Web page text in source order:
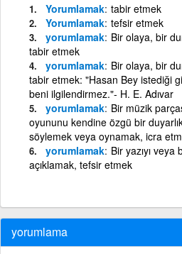
Yorumlamak tabir etmek
Yorumlamak tefsir etmek
yorumlamak Bir olaya, bir
tabir etmek
yorumlamak Bir olaya, bir
tabir etmek: "Hasan Bey istediği
beni ilgilendirmez."- H. E. Adıvar
yorumlamak Bir müzik
oyununu kendine özgü bir
söylemek veya oynamak, icra
yorumlamak Bir yazıyı
açıklamak, tefsir etmek
yorumlama